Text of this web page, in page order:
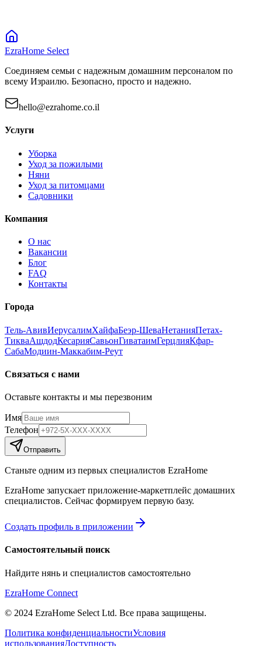
EzraHome Select
Соединяем семьи с надежным домашним персоналом по
всему Израилю. Безопасно, просто и надежно.
hello@ezrahome.co.il
Услуги
Уборка
Уход за пожилыми
Няни
Уход за питомцами
Садовники
Компания
О нас
Вакансии
Блог
FAQ
Контакты
Города
Тель-АвивИерусалимХайфаБеэр-ШеваНетанияПетах-
ТикваАшдодКесарияСавьонГиватаимГерцлияКфар-
СабаМодиин-Маккабим-Реут
Связаться с нами
Оставьте контакты и мы перезвоним
Имя
Телефон
Отправить
Станьте одним из первых специалистов EzraHome
EzraHome запускает приложение-маркетплейс домашних
специалистов. Сейчас формируем первую базу.
Создать профиль в приложении
Самостоятельный поиск
Найдите нянь и специалистов самостоятельно
EzraHome Connect
© 2024 EzraHome Select Ltd. Все права защищены.
Политика конфиденциальностиУсловия
использованияДоступность